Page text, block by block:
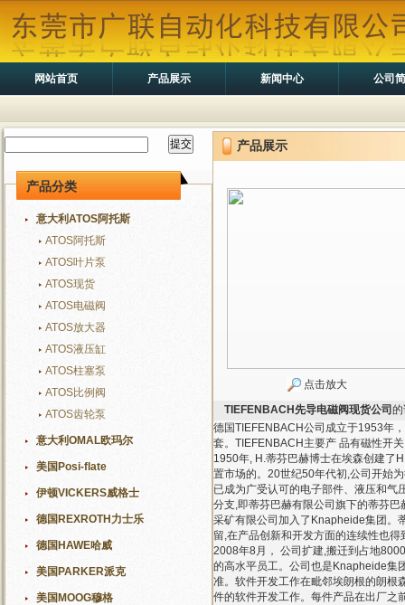
网站首页 产品展示 新闻中心 公司
产品分类
意大利ATOS阿托斯
ATOS阿托斯
ATOS叶片泵
ATOS现货
ATOS电磁阀
ATOS放大器
ATOS液压缸
ATOS柱塞泵
ATOS比例阀
ATOS齿轮泵
意大利OMAL欧玛尔
美国Posi-flate
伊顿VICKERS威格士
德国REXROTH力士乐
德国HAWE哈威
美国PARKER派克
美国MOOG穆格
产品展示
点击放大
TIEFENBACH先导电磁阀现货公司
德国TIEFENBACH公司成立于1953年
套。TIEFENBACH主要产 品有磁性开
1950年, H.蒂芬巴赫博士在埃森创建了
置市场的。20世纪50年代初,公司开始
已成为广受认可的电子部件、液压和气
分支,即蒂芬巴赫有限公司旗下的蒂芬
采矿有限公司加入了Knapheide集团。
留,在产品创新和开发方面的连续性也
2008年8月， 公司扩建,搬迁到占地
的高水平员工。公司也是Knapheide集
准。软件开发工作在毗邻埃朗根的朗根
件的软件开发工作。每件产品在出厂之